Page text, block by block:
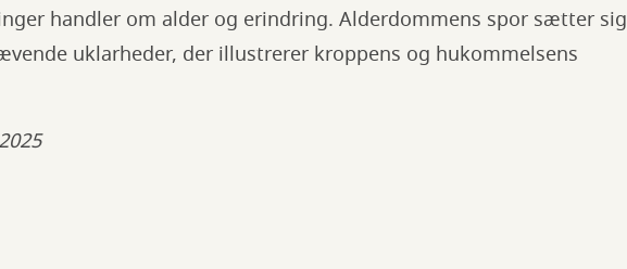
handler om alder og erindring. Alderdommens spor sætter sig
uklarheder, der illustrerer kroppens og hukommelsens